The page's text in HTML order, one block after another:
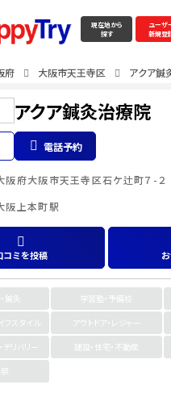
現在地から
探す
ユーザ
新規登
府 大阪市天王寺区 アクア鍼
アクア鍼灸治療院
電話予約
阪上本町駅
阪府大阪市天王寺区石ケ辻町７-２
コミを投稿
鍼灸 学習塾・予備校
フスタイル
アウトドア・レジャー
デリバリー
建設・住宅・不動産